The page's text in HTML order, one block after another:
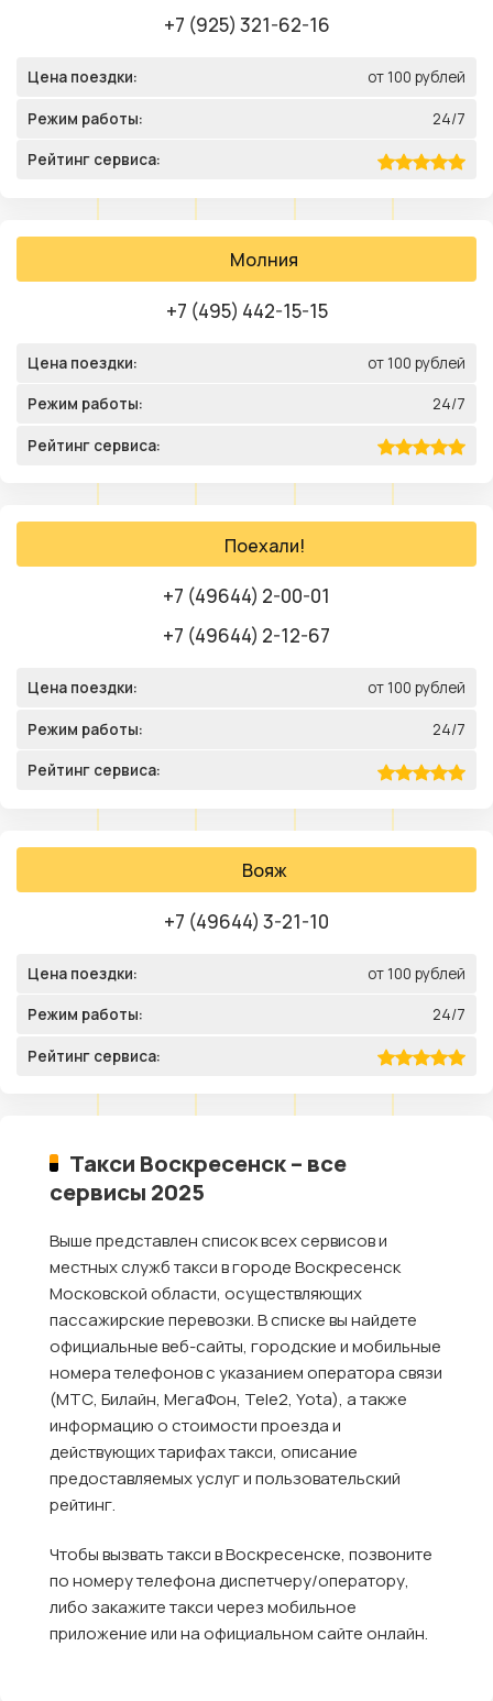
+7 (925) 321-62-16
Цена поездки: от 100 рублей
Режим работы: 24/7
Рейтинг сервиса:
Молния
+7 (495) 442-15-15
Цена поездки: от 100 рублей
Режим работы: 24/7
Рейтинг сервиса:
Поехали!
+7 (49644) 2-00-01
+7 (49644) 2-12-67
Цена поездки: от 100 рублей
Режим работы: 24/7
Рейтинг сервиса:
Вояж
+7 (49644) 3-21-10
Цена поездки: от 100 рублей
Режим работы: 24/7
Рейтинг сервиса:
Такси Воскресенск – все
сервисы 2025
Выше представлен список всех сервисов и
местных служб такси в городе Воскресенск
Московской области, осуществляющих
пассажирские перевозки. В списке вы найдете
официальные веб-сайты, городские и мобильные
номера телефонов с указанием оператора связи
(МТС, Билайн, МегаФон, Tele2, Yota), а также
информацию о стоимости проезда и
действующих тарифах такси, описание
предоставляемых услуг и пользовательский
рейтинг.
Чтобы вызвать такси в Воскресенске, позвоните
по номеру телефона диспетчеру/оператору,
либо закажите такси через мобильное
приложение или на официальном сайте онлайн.